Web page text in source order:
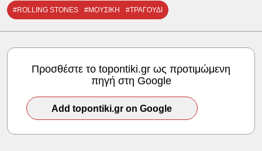
#ROLLING STONES #ΜΟΥΣΙΚΗ #ΤΡΑΓΟΥΔΙ
Προσθέστε το topontiki.gr ως προτιμώμενη
πηγή στη Google
Add topontiki.gr on Google